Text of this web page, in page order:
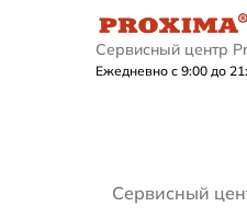
Сервисный центр
Ежедневно с 9:00 до
Сервисный